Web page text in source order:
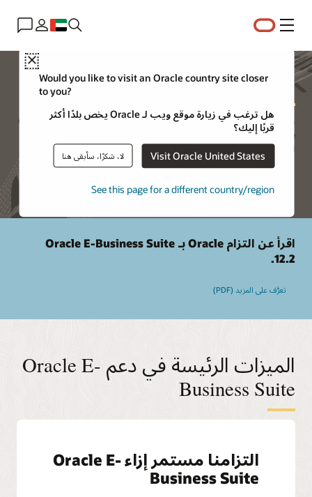
القائمة
Close
Would you like to visit an Oracle country site closer
to you?
هل ترغب في زيارة موقع ويب لـ Oracle يخص بلدًا أكثر
قربًا إليك؟
Visit Oracle United States لا، شكرًا، سأبقى هنا
See this page for a different country/region
دعم Oracle E-Business Suite
بالاستناد إلى تاريخ يبلغ 30 عامًا من الابتكار، تواصل Oracle E-Business
Suite تقديم وظائف جديدة للتطبيقات وتوسّع إمكانات الميزات الحالية
لدعم نماذج الأعمال الآخذة في التطور حاليًا.
اقرأ عن التزام Oracle بـ Oracle E-Business Suite
12.2.
تعرَّف على المزيد (PDF)
الميزات الرئيسة في دعم Oracle E-
Business Suite
التزامنا مستمر إزاء Oracle E-
Business Suite